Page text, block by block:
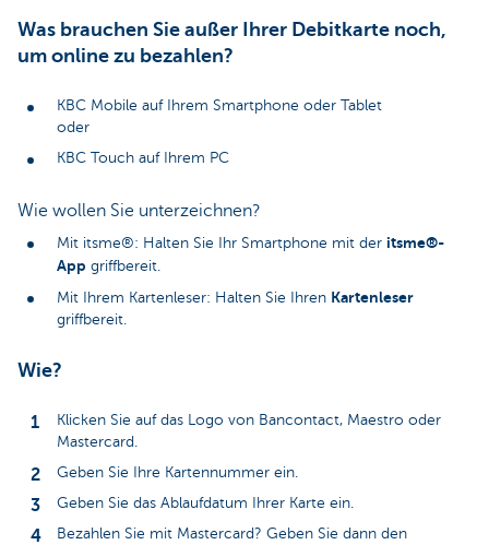
Was brauchen Sie außer Ihrer Debitkarte noch,
um online zu bezahlen?
KBC Mobile auf Ihrem Smartphone oder Tablet
oder
KBC Touch auf Ihrem PC
Wie wollen Sie unterzeichnen?
Mit itsme®: Halten Sie Ihr Smartphone mit der itsme®-
App griffbereit.
Mit Ihrem Kartenleser: Halten Sie Ihren Kartenleser
griffbereit.
Wie?
Klicken Sie auf das Logo von Bancontact, Maestro oder
Mastercard.
Geben Sie Ihre Kartennummer ein.
Geben Sie das Ablaufdatum Ihrer Karte ein.
Bezahlen Sie mit Mastercard? Geben Sie dann den